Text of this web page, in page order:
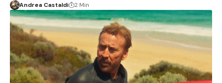
Andrea Castaldi 2 Min